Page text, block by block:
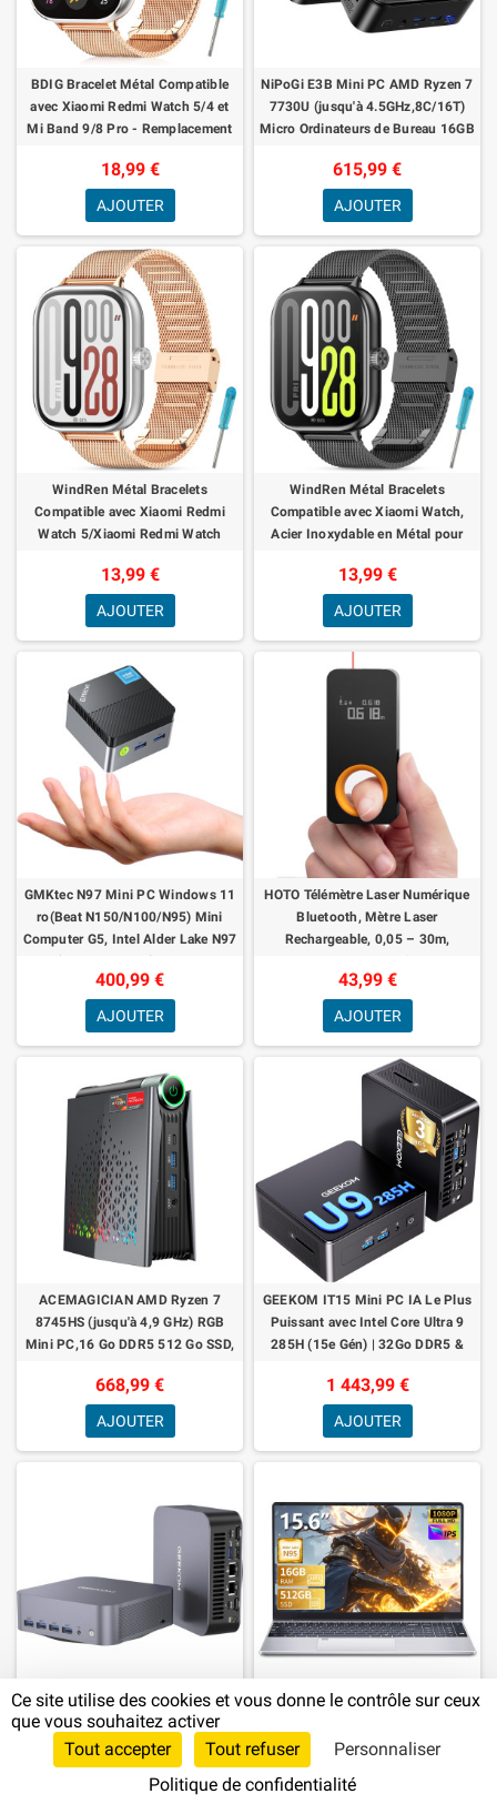
BDIG Bracelet Métal Compatible
avec Xiaomi Redmi Watch 5/4 et
Mi Band 9/8 Pro - Remplacement
18,99 €
AJOUTER
NiPoGi E3B Mini PC AMD Ryzen 7
7730U (jusqu'à 4.5GHz,8C/16T)
Micro Ordinateurs de Bureau 16GB
Trip
615,99 €
AJOUTER
WindRen Métal Bracelets
Compatible avec Xiaomi Redmi
Watch 5/Xiaomi Redmi Watch
Inoxydable en Méta
13,99 €
AJOUTER
WindRen Métal Bracelets
Compatible avec Xiaomi Watch,
Acier Inoxydable en Métal pour
13,99 €
AJOUTER
GMKtec N97 Mini PC Windows 11
ro(Beat N150/N100/N95) Mini
Computer G5, Intel Alder Lake N97
12th(up to 3.60GHz) 12GB DDR5
256GB
400,99 €
AJOUTER
HOTO Télémètre Laser Numérique
Bluetooth, Mètre Laser
Rechargeable, 0,05 – 30m,
Précision ±2 mm, m/ft Unités
Commutables, Charge
43,99 €
AJOUTER
ACEMAGICIAN AMD Ryzen 7
8745HS (jusqu'à 4,9 GHz) RGB
Mini PC,16 Go DDR5 512 Go SSD,
Ordinateur Bureau 【
668,99 €
AJOUTER
GEEKOM IT15 Mini PC IA Le Plus
Puissant avec Intel Core Ultra 9
285H (15e Gén) | 32Go DDR5 &
Top
1 443,99 €
AJOUTER
GEEKOM [Seul Prix européen du
Hardware pour Mini PC Intel GT1
Mega Mini PC avec Intel Core
Ultra 9-185H, 32Go DDR5, 1To
SSD, 6×U
1 223,99 €
15,6" FHD Ordinateur Portable
Go SSD Déverrouillage Par
Empreinte Digitale Clavier
Rétroéclairé Win1
450,99 €
Ce site utilise des cookies et vous donne le contrôle sur ceux
que vous souhaitez activer
Tout accepter
Tout refuser
Personnaliser
Politique de confidentialité